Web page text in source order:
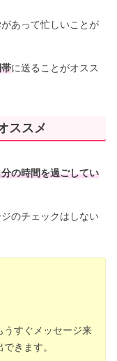
あって忙しいことが
に送ることがオスス
ススメ
の時間を過ごしてい
のチェックはしない
うすぐメッセージ来
きます。